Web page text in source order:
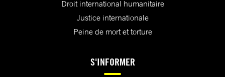
Droit international humanitaire
Justice internationale
Peine de mort et torture
S'INFORMER